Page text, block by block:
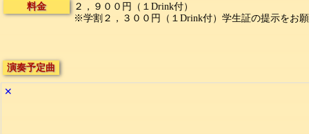
料金
２，９００円（１Drink付）
※学割２，３００円（１Drink付）学生証の提示をお
演奏予定曲
✕